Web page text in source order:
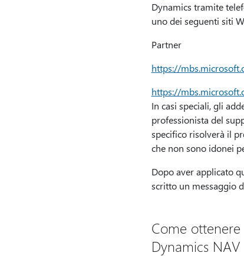
Dynamics tramite
uno dei seguenti siti
Partner
https://
https://
In casi speciali, gli
professionista del
specifico risolverà il
che non sono idonei
Dopo aver applicato
scritto un messaggio
Come
Dynamics NAV